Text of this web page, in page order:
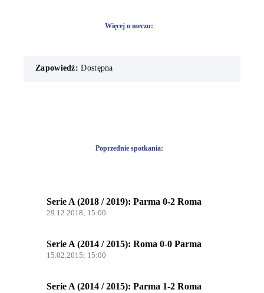
Więcej o meczu:
Zapowiedź: Dostępna
Poprzednie spotkania:
Serie A (2018 / 2019): Parma 0-2 Roma
29.12.2018; 15:00
Serie A (2014 / 2015): Roma 0-0 Parma
15.02.2015; 15:00
Serie A (2014 / 2015): Parma 1-2 Roma